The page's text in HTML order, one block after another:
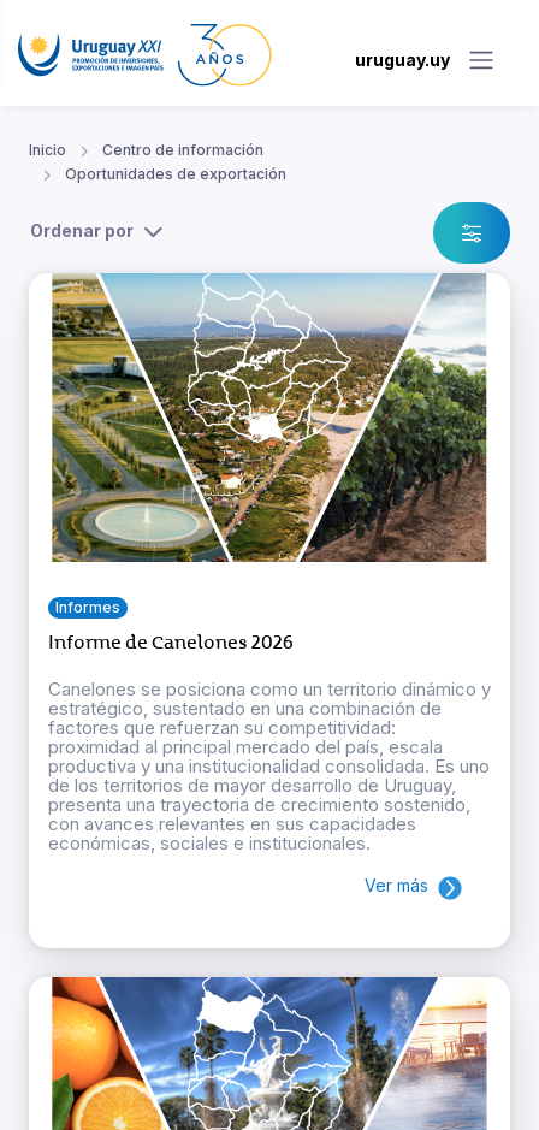
uruguay.uy
Inicio
Centro de información
Oportunidades de exportación
Ordenar por
Informes
Informe de Canelones 2026
Canelones se posiciona como un territorio dinámico y
estratégico, sustentado en una combinación de
factores que refuerzan su competitividad:
proximidad al principal mercado del país, escala
productiva y una institucionalidad consolidada. Es uno
de los territorios de mayor desarrollo de Uruguay,
presenta una trayectoria de crecimiento sostenido,
con avances relevantes en sus capacidades
económicas, sociales e institucionales.
Ver más